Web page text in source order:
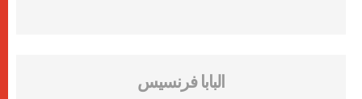
البابا فرنسيس